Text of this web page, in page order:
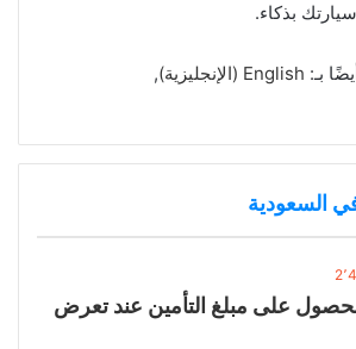
بذكاء.
بـ: English
(الإنجليزية)
السعودية
على مبلغ التأمين عند تعرض